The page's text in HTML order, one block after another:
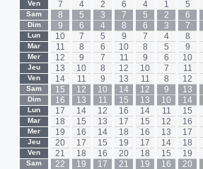
Ven
Sam
Dim
Lun
Mar
Mer
Jeu
Ven
Sam
Dim
Lun
Mar
Mer
Jeu
Ven
Sam
7
8
9
10
11
12
13
14
15
16
17
18
19
20
21
22
4
5
6
7
8
9
10
11
12
13
14
15
16
17
18
19
2
3
4
5
6
7
8
9
10
11
12
13
14
15
16
17
6
7
8
9
10
11
12
13
14
15
16
17
18
19
20
21
4
5
6
7
8
9
10
11
12
13
14
15
16
17
18
19
1
2
3
4
5
6
7
8
9
10
11
12
13
14
15
16
5
6
7
8
9
10
11
12
13
14
15
16
17
18
19
20